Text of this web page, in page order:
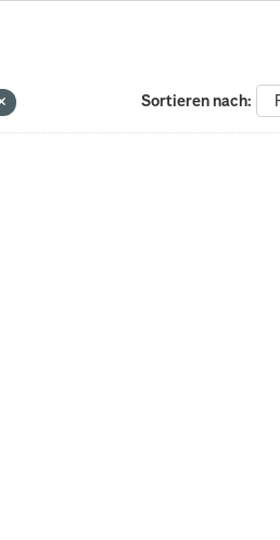
Sortieren nach